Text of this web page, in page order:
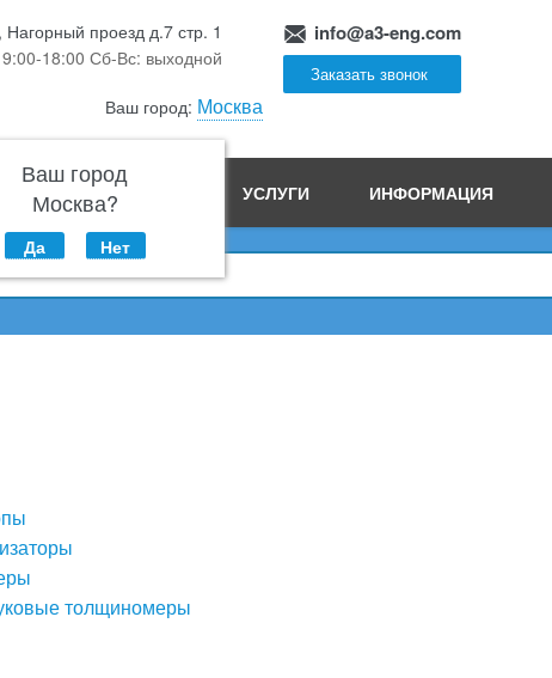
Нагорный проезд д.7 стр. 1
18:00 Сб-Вс: выходной
Ваш город: Москва
Ваш город
Москва?
Да Нет
info@a3-eng.com
Заказать звонок
ПРОИЗВОДСТВО УСЛУГИ ИНФОРМАЦИЯ
толщиномеры